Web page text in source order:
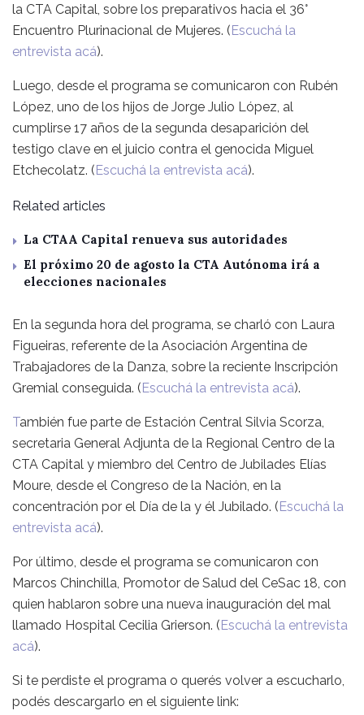
la CTA Capital, sobre los preparativos hacia el 36°
Encuentro Plurinacional de Mujeres. (Escuchá la
entrevista acá).
Luego, desde el programa se comunicaron con Rubén
López, uno de los hijos de Jorge Julio López, al
cumplirse 17 años de la segunda desaparición del
testigo clave en el juicio contra el genocida Miguel
Etchecolatz. (Escuchá la entrevista acá).
Related articles
La CTAA Capital renueva sus autoridades
El próximo 20 de agosto la CTA Autónoma irá a
elecciones nacionales
En la segunda hora del programa, se charló con Laura
Figueiras, referente de la Asociación Argentina de
Trabajadores de la Danza, sobre la reciente Inscripción
Gremial conseguida. (Escuchá la entrevista acá).
También fue parte de Estación Central Silvia Scorza,
secretaria General Adjunta de la Regional Centro de la
CTA Capital y miembro del Centro de Jubilades Elías
Moure, desde el Congreso de la Nación, en la
concentración por el Día de la y él Jubilado. (Escuchá la
entrevista acá).
Por último, desde el programa se comunicaron con
Marcos Chinchilla, Promotor de Salud del CeSac 18, con
quien hablaron sobre una nueva inauguración del mal
llamado Hospital Cecilia Grierson. (Escuchá la entrevista
acá).
Si te perdiste el programa o querés volver a escucharlo,
podés descargarlo en el siguiente link: